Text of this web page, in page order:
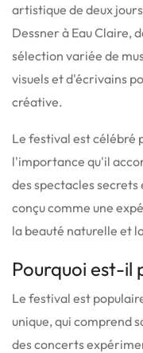
artistique de deux
Dessner à Eau Claire,
sélection variée de
visuels et d'écrivains
créative.
Le festival est célébré
l'importance qu'il
des spectacles
conçu comme une
la beauté naturelle et
Pourquoi est-il
Le festival est
unique, qui comprend
des concerts